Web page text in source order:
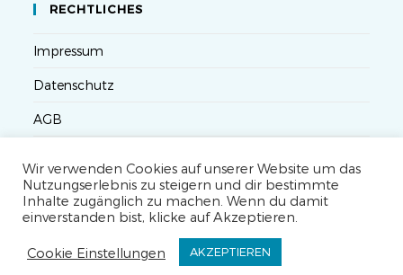
RECHTLICHES
Impressum
Datenschutz
AGB
Widerruf
Seminarteilnahme- und Storno-Bedingungen
Wir verwenden Cookies auf unserer Website um das
Nutzungserlebnis zu steigern und dir bestimmte
Inhalte zugänglich zu machen. Wenn du damit
einverstanden bist, klicke auf Akzeptieren.
Cookie Einstellungen AKZEPTIEREN